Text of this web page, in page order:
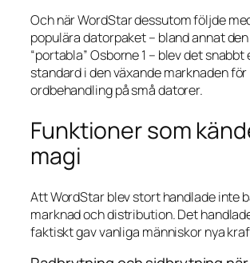
Och när WordStar dessutom följde
populära datorpaket – bland annat
“portabla” Osborne 1 – blev det snabbt
standard i den växande marknaden för
ordbehandling på små datorer.
Funktioner som
magi
Att WordStar blev stort handlade inte
marknad och distribution. Det
faktiskt gav vanliga människor nya